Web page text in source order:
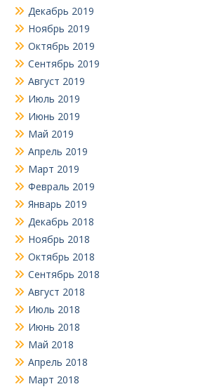
Декабрь 2019
Ноябрь 2019
Октябрь 2019
Сентябрь 2019
Август 2019
Июль 2019
Июнь 2019
Май 2019
Апрель 2019
Март 2019
Февраль 2019
Январь 2019
Декабрь 2018
Ноябрь 2018
Октябрь 2018
Сентябрь 2018
Август 2018
Июль 2018
Июнь 2018
Май 2018
Апрель 2018
Март 2018